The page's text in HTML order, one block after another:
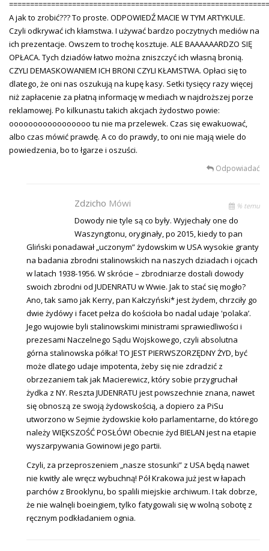
A jak to zrobić??? To proste. ODPOWIEDŹ MACIE W TYM ARTYKULE.
Czyli odkrywać ich kłamstwa. I używać bardzo poczytnych mediów na
ich prezentacje. Owszem to trochę kosztuje. ALE BAAAAAARDZO SIĘ
OPŁACA. Tych dziadów łatwo można zniszczyć ich własną bronią.
CZYLI DEMASKOWANIEM ICH BRONI CZYLI KŁAMSTWA. Opłaci się to
dlatego, że oni nas oszukują na kupę kasy. Setki tysięcy razy więcej
niż zapłacenie za płatną informację w mediach w najdroższej porze
reklamowej. Po kilkunastu takich akcjach żydostwo powie:
ooooooooooooooooo tu nie ma przelewek. Czas się ewakuować,
albo czas mówić prawdę. A co do prawdy, to oni nie mają wiele do
powiedzenia, bo to łgarze i oszuści.
Odpowiadać
Zdzicho Mówi % temu
Dowody nie tyle są co były. Wyjechały one do
Waszyngtonu, oryginały, po 2015, kiedy to pan
Gliński ponadawał „uczonym” żydowskim w USA wysokie granty
na badania zbrodni stalinowskich na naszych dziadach i ojcach
w latach 1938-1956. W skrócie – zbrodniarze dostali dowody
swoich zbrodni od JUDENRATU w Wwie. Jak to stać się mogło?
Ano, tak samo jak Kerry, pan Kałczyński* jest żydem, chrzciły go
dwie żydówy i facet pełza do kościoła bo nadal udaje 'polaka’.
Jego wujowie byli stalinowskimi ministrami sprawiedliwości i
prezesami Naczelnego Sądu Wojskowego, czyli absolutna
górna stalinowska półka! TO JEST PIERWSZORZĘDNY ŻYD, być
może dlatego udaje impotenta, żeby się nie zdradzić z
obrzezaniem tak jak Macierewicz, który sobie przygruchał
żydka z NY. Reszta JUDENRATU jest powszechnie znana, nawet
się obnoszą ze swoją żydowskością, a dopiero za PiSu
utworzono w Sejmie żydowskie koło parlamentarne, do którego
należy WIĘKSZOŚĆ POSŁÓW! Obecnie żyd BIELAN jest na etapie
wyszarpywania Gowinowi jego partii.
Czyli, za przeproszeniem „nasze stosunki” z USA będą nawet
nie kwitły ale wręcz wybuchną! Pół Krakowa już jest w łapach
parchów z Brooklynu, bo spalili miejskie archiwum. I tak dobrze,
że nie walnęli boeingiem, tylko fatygowali się w wolną sobotę z
ręcznym podkładaniem ognia.